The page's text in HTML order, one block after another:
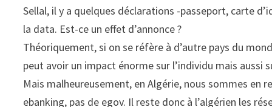
Sellal, il y a quelques déclarations -passeport, carte
la data. Est-ce un effet d’annonce ?
Théoriquement, si on se réfère à d’autre pays du
peut avoir un impact énorme sur l’individu mais aussi
Mais malheureusement, en Algérie, nous sommes en
ebanking, pas de egov. Il reste donc à l’algérien les